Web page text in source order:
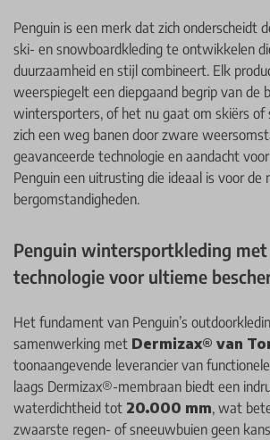
Penguin is een merk dat zich onderscheidt
ski- en snowboardkleding te ontwikkelen
duurzaamheid en stijl combineert. Elk
weerspiegelt een diepgaand begrip van de
wintersporters, of het nu gaat om skiërs of
zich een weg banen door zware
geavanceerde technologie en aandacht
Penguin een uitrusting die ideaal is voor de
bergomstandigheden.
Penguin wintersportkleding met
technologie voor ultieme
Het fundament van Penguin’s
samenwerking met Dermizax® van
toonaangevende leverancier van
laags Dermizax®-membraan biedt een
waterdichtheid tot 20.000 mm, wat
zwaarste regen- of sneeuwbuien geen